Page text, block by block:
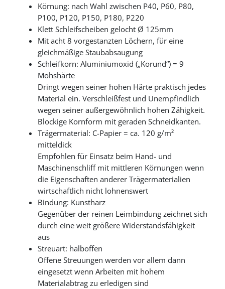
Körnung: nach Wahl zwischen P40, P60, P80,
P100, P120, P150, P180, P220
Klett Schleifscheiben gelocht Ø 125mm
Mit acht 8 vorgestanzten Löchern, für eine
gleichmäßige Staubabsaugung
Schleifkorn: Aluminiumoxid („Korund“) = 9
Mohshärte
Dringt wegen seiner hohen Härte praktisch jedes
Material ein. Verschleißfest und Unempfindlich
wegen seiner außergewöhnlich hohen Zähigkeit.
Blockige Kornform mit geraden Schneidkanten.
Trägermaterial: C-Papier = ca. 120 g/m²
mitteldick
Empfohlen für Einsatz beim Hand- und
Maschinenschliff mit mittleren Körnungen wenn
die Eigenschaften anderer Trägermaterialien
wirtschaftlich nicht lohnenswert
Bindung: Kunstharz
Gegenüber der reinen Leimbindung zeichnet sich
durch eine weit größere Widerstandsfähigkeit
aus
Streuart: halboffen
Offene Streuungen werden vor allem dann
eingesetzt wenn Arbeiten mit hohem
Materialabtrag zu erledigen sind